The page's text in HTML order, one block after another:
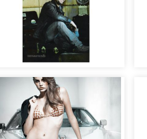
Maquillaje masculino